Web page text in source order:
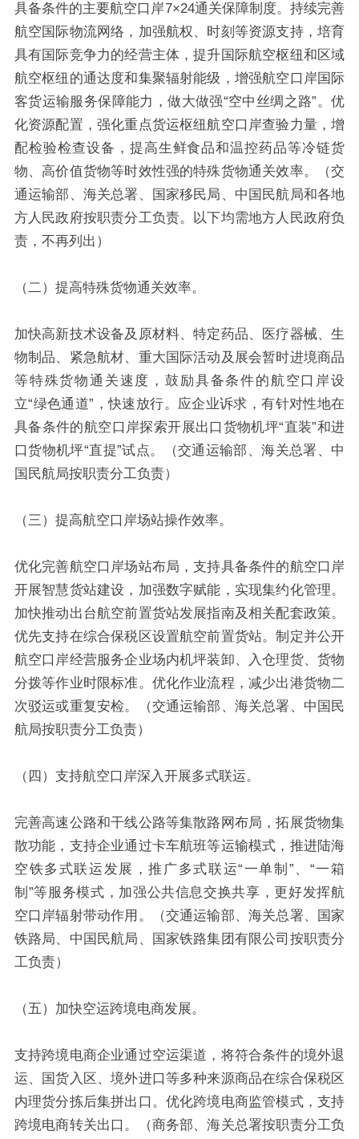
具备条件的主要航空口岸7×24通关保障制度。 持续完善
航空国际物流网络，加强航权、时刻等资源支持，培育
具有国际竞争力的经营主体，提升国际航空枢纽和区域
航空枢纽的通达度和集聚辐射能级，增强航空口岸国际
客货运输服务保障能力，做大做强“空中丝绸之路”。优
化资源配置，强化重点货运枢纽航空口岸查验力量，增
配检验检查设备，提高生鲜食品和温控药品等冷链货
物、高价值货物等时效性强的特殊货物通关效率。（交
通运输部、海关总署、国家移民局、中国民航局和各地
方人民政府按职责分工负责。以下均需地方人民政府负
责，不再列出）
（二）提高特殊货物通关效率。
加快高新技术设备及原材料、特定药品、医疗器械、生
物制品、紧急航材、重大国际活动及展会暂时进境商品
等特殊货物通关速度，鼓励具备条件的航空口岸设
立“绿色通道”，快速放行。应企业诉求，有针对性地在
具备条件的航空口岸探索开展出口货物机坪“直装”和进
口货物机坪“直提”试点。（交通运输部、海关总署、中
国民航局按职责分工负责）
（三）提高航空口岸场站操作效率。
优化完善航空口岸场站布局，支持具备条件的航空口岸
开展智慧货站建设，加强数字赋能，实现集约化管理。
加快推动出台航空前置货站发展指南及相关配套政策。
优先支持在综合保税区设置航空前置货站。制定并公开
航空口岸经营服务企业场内机坪装卸、入仓理货、货物
分拨等作业时限标准。优化作业流程，减少出港货物二
次驳运或重复安检。（交通运输部、海关总署、中国民
航局按职责分工负责）
（四）支持航空口岸深入开展多式联运。
完善高速公路和干线公路等集散路网布局，拓展货物集
散功能，支持企业通过卡车航班等运输模式，推进陆海
空铁多式联运发展，推广多式联运“一单制”、“一箱
制”等服务模式，加强公共信息交换共享，更好发挥航
空口岸辐射带动作用。（交通运输部、海关总署、国家
铁路局、中国民航局、国家铁路集团有限公司按职责分
工负责）
（五）加快空运跨境电商发展。
支持跨境电商企业通过空运渠道，将符合条件的境外退
运、国货入区、境外进口等多种来源商品在综合保税区
内理货分拣后集拼出口。优化跨境电商监管模式，支持
跨境电商转关出口。（商务部、海关总署按职责分工负